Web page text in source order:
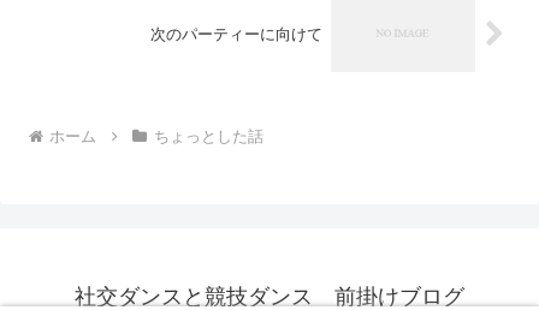
次のパーティーに向けて
ホーム ちょっとした話
社交ダンスと競技ダンス 前掛けブログ